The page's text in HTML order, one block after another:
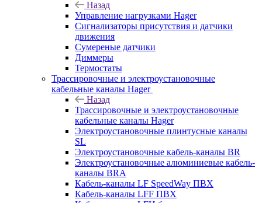
Назад
Управление нагрузками Hager
Сигнализаторы присутствия и датчики
движения
Сумереные датчики
Диммеры
Термостаты
Трассировочные и электроустановочные
кабельные каналы Hager
Назад
Трассировочные и электроустановочные
кабельные каналы Hager
Электроустановочные плинтусные каналы
SL
Электроустановочные кабель-каналы BR
Электроустановочные алюминиевые кабель-
каналы BRA
Кабель-каналы LF SpeedWay ПВХ
Кабель-каналы LFF ПВХ